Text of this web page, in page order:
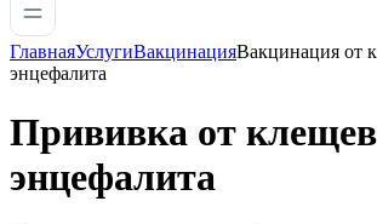
ГлавнаяУслугиВакцинацияВакцинация от
энцефалита
Прививка от
энцефалита